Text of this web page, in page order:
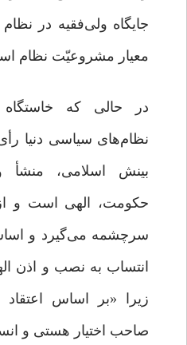
جایگاه ولی‌فقیه در
معیار مشروعیّت نظام
در حالی که
نظام‌های سیاسی دنیا
بینش اسلامی، منشأ
حکومت، الهی است و از
سرچشمه می‌گیرد و
انتساب به نصب و اذن
زیرا «بر اساس
صاحب اختیار هستی و